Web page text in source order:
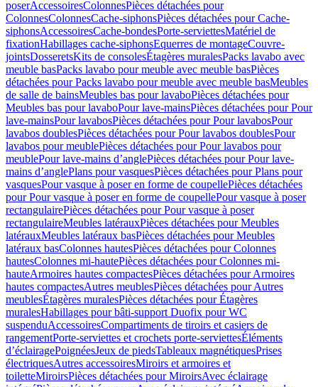
poserAccessoiresColonnesPièces détachées pour
ColonnesColonnesCache-siphonsPièces détachées pour Cache-
siphonsAccessoiresCache-bondesPorte-serviettesMatériel de
fixationHabillages cache-siphonsEquerres de montageCouvre-
jointsDosseretsKits de consolesÉtagères muralesPacks lavabo avec
meuble basPacks lavabo pour meuble avec meuble basPièces
détachées pour Packs lavabo pour meuble avec meuble basMeubles
de salle de bainsMeubles bas pour lavaboPièces détachées pour
Meubles bas pour lavaboPour lave-mainsPièces détachées pour Pour
lave-mainsPour lavabosPièces détachées pour Pour lavabosPour
lavabos doublesPièces détachées pour Pour lavabos doublesPour
lavabos pour meublePièces détachées pour Pour lavabos pour
meublePour lave-mains d’anglePièces détachées pour Pour lave-
mains d’anglePlans pour vasquesPièces détachées pour Plans pour
vasquesPour vasque à poser en forme de coupellePièces détachées
pour Pour vasque à poser en forme de coupellePour vasque à poser
rectangulairePièces détachées pour Pour vasque à poser
rectangulaireMeubles latérauxPièces détachées pour Meubles
latérauxMeubles latéraux basPièces détachées pour Meubles
latéraux basColonnes hautesPièces détachées pour Colonnes
hautesColonnes mi-hautePièces détachées pour Colonnes mi-
hauteArmoires hautes compactesPièces détachées pour Armoires
hautes compactesAutres meublesPièces détachées pour Autres
meublesÉtagères muralesPièces détachées pour Étagères
muralesHabillages pour bâti-support Duofix pour WC
suspenduAccessoiresCompartiments de tiroirs et casiers de
rangementPorte-serviettes et crochets porte-serviettesÉléments
d’éclairagePoignéesJeux de piedsTableaux magnétiquesPrises
électriquesAutres accessoiresMiroirs et armoires et
toiletteMiroirsPièces détachées pour MiroirsAvec éclairage